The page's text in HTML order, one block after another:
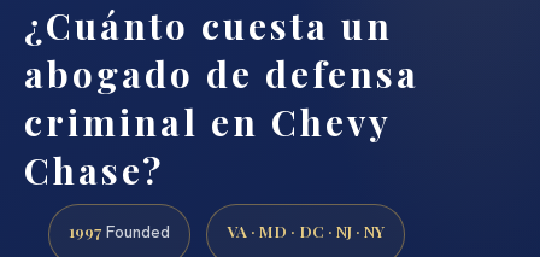
¿Cuánto cuesta un
abogado de defensa
criminal en Chevy
Chase?
1997 Founded VA · MD · DC · NJ · NY